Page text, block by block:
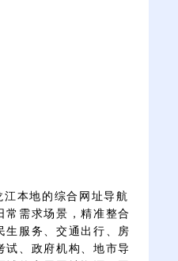
本地的综合网址导航
常需求场景，精准整合
生服务、交通出行、房
试、政府机构、地市导